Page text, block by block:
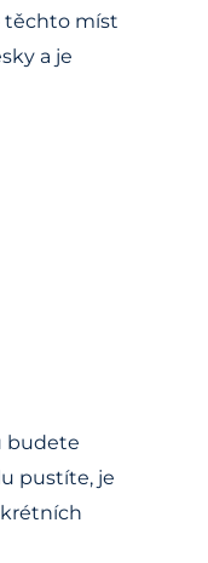
těchto míst
a je
budete
pustíte, je